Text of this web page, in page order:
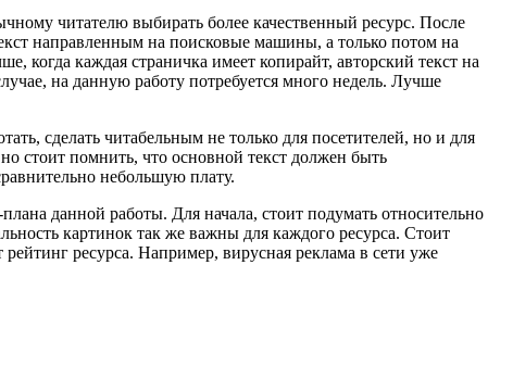
читателю выбирать более качественный ресурс. После
направленным на поисковые машины, а только потом на
каждая страничка имеет копирайт, авторский текст на
на данную работу потребуется много недель. Лучше
сделать читабельным не только для посетителей, но и для
стоит помнить, что основной текст должен быть
небольшую плату.
данной работы. Для начала, стоит подумать относительно
картинок так же важны для каждого ресурса. Стоит
ресурса. Например, вирусная реклама в сети уже